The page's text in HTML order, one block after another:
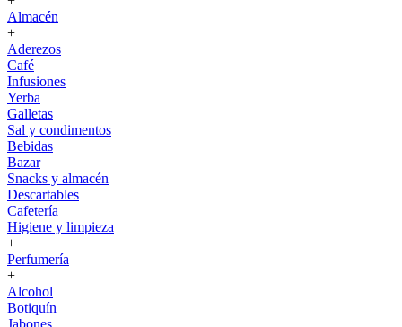
Almacén
+
Aderezos
Café
Infusiones
Yerba
Galletas
Sal y condimentos
Bebidas
Bazar
Snacks y almacén
Descartables
Cafetería
Higiene y limpieza
+
Perfumería
+
Alcohol
Botiquín
Jabones